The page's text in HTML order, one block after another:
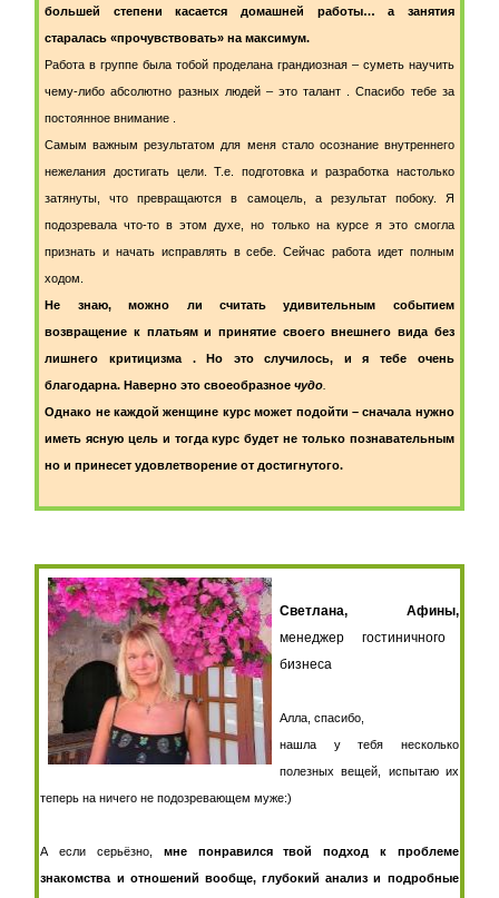
большей степени касается домашней работы… а занятия
старалась «прочувствовать» на максимум.
Работа в группе была тобой проделана грандиозная – суметь научить
чему-либо абсолютно разных людей – это талант . Спасибо тебе за
постоянное внимание .
Самым важным результатом для меня стало осознание внутреннего
нежелания достигать цели. Т.е. подготовка и разработка настолько
затянуты, что превращаются в самоцель, а результат побоку. Я
подозревала что-то в этом духе, но только на курсе я это смогла
признать и начать исправлять в себе. Сейчас работа идет полным
ходом.
Не знаю, можно ли считать удивительным событием
возвращение к платьям и принятие своего внешнего вида без
лишнего критицизма . Но это случилось, и я тебе очень
благодарна. Наверно это своеобразное чудо
Однако не каждой женщине курс может подойти – сначала нужно
иметь ясную цель и тогда курс будет не только познавательным
но и принесет удовлетворение от достигнутого.
Светлана, Афины,
менеджер гостиничного
бизнеса
Алла, спасибо,
нашла у тебя несколько
полезных вещей, испытаю их
теперь на ничего не подозревающем муже:)
А если серьёзно, мне понравился твой подход к проблеме
знакомства и отношений вообще, глубокий анализ и подробные